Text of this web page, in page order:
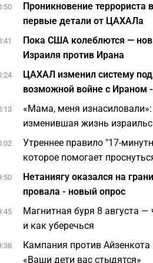
Проникновение террориста
первые детали от ЦАХАЛа
Пока США колеблются —
Израиля против Ирана
ЦАХАЛ изменил систему
возможной войне с Ираном
«Мама, меня изнасиловали»:
изменившая жизнь
Утреннее правило "17-
которое помогает
Нетаниягу оказался на
провала - новый опрос
Магнитная буря 8 августа —
и как уберечься
Кампания против Айзенкота
«Ваши дети вас стыдятся»